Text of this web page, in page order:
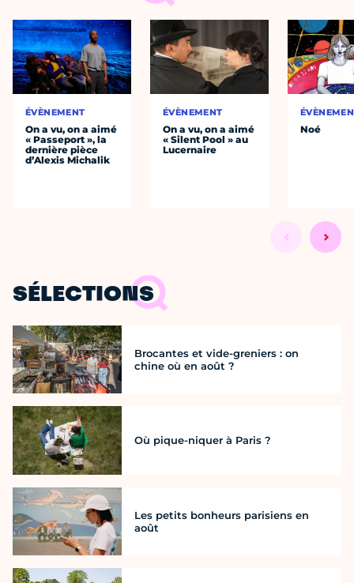
ÉVÈNEMENT
On a vu, on a aimé
« Passeport », la
dernière pièce
d’Alexis Michalik
ÉVÈNEMENT
On a vu, on a aimé
« Silent Pool » au
Lucernaire
Noé
SÉLECTIONS
Brocantes et vide-greniers : on
chine où en août ?
Où pique-niquer à Paris ?
Les petits bonheurs parisiens en
août